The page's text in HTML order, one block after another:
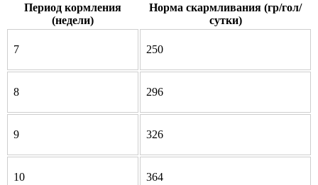
Период кормления
(недели)
Норма скармливания (гр/гол/
сутки)
7 250
8 296
9 326
10 364